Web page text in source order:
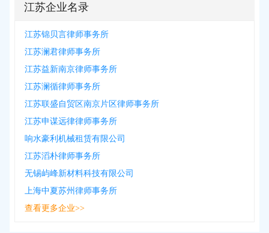
江苏企业名录
江苏锦贝言律师事务所
江苏澜君律师事务所
江苏益新南京律师事务所
江苏澜循律师事务所
江苏联盛自贸区南京片区律师事务所
江苏申谋远律律师事务所
响水豪利机械租赁有限公司
江苏滔朴律师事务所
无锡屿峰新材料科技有限公司
上海中夏苏州律师事务所
查看更多企业>>